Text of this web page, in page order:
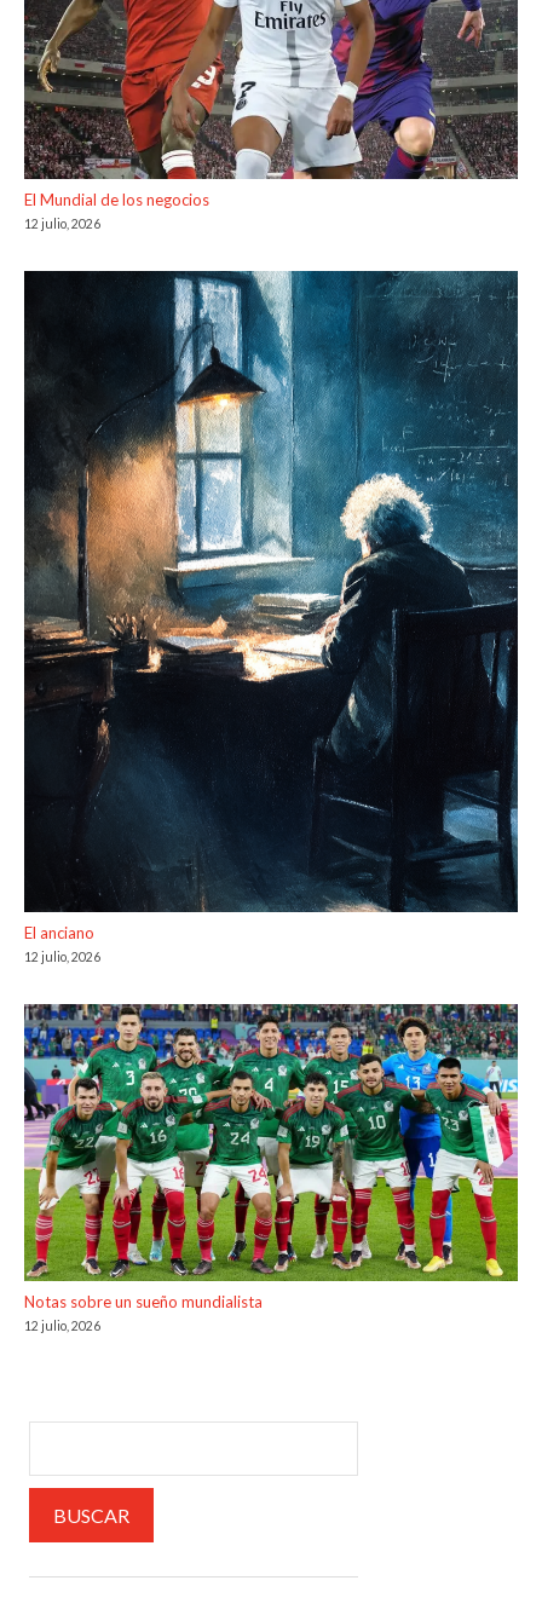
El Mundial de los negocios
12 julio, 2026
El anciano
12 julio, 2026
Notas sobre un sueño mundialista
12 julio, 2026